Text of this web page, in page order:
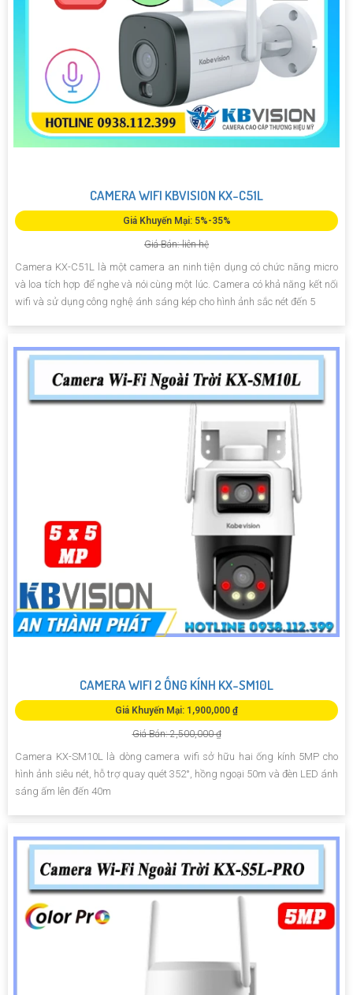
CAMERA WIFI KBVISION KX-C51L
Giá Khuyến Mại: 5%-35%
Giá Bán: liên hệ
Camera KX-C51L là một camera an ninh tiện dụng có chức năng micro
và loa tích hợp để nghe và nói cùng một lúc. Camera có khả năng kết nối
wifi và sử dụng công nghệ ánh sáng kép cho hình ảnh sắc nét đến 5
CAMERA WIFI 2 ỐNG KÍNH KX-SM10L
Giá Khuyến Mại: 1,900,000 ₫
Giá Bán: 2,500,000 ₫
Camera KX-SM10L là dòng camera wifi sở hữu hai ống kính 5MP cho
hình ảnh siêu nét, hỗ trợ quay quét 352°, hồng ngoại 50m và đèn LED ánh
sáng ấm lên đến 40m